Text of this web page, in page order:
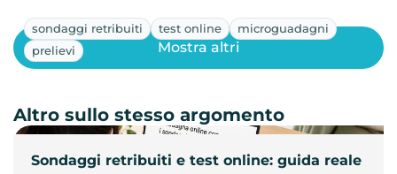
sondaggi retribuiti test online
microguadagni
prelievi
Sondaggi retribuiti e test online: guida reale
Mostra altri
Altro sullo stesso argomento